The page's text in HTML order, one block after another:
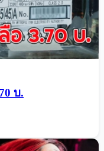
บ.